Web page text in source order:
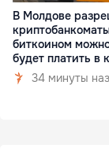
В Молдове
биткоином
будет платить в
34 минуты